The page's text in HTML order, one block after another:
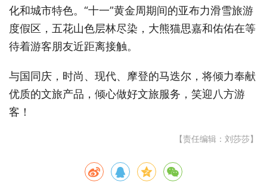
化和城市特色。“十一”黄金周期间的亚布力滑雪旅游
度假区，五花山色层林尽染，大熊猫思嘉和佑佑在等
待着游客朋友近距离接触。
与国同庆，时尚、现代、摩登的马迭尔，将倾力奉献
优质的文旅产品，倾心做好文旅服务，笑迎八方游
客！
【责任编辑：刘莎莎】